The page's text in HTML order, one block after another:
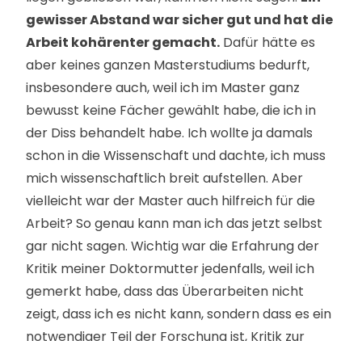
gewisser Abstand war sicher gut und hat die
Arbeit kohärenter gemacht. Dafür hätte es
aber keines ganzen Masterstudiums bedurft,
insbesondere auch, weil ich im Master ganz
bewusst keine Fächer gewählt habe, die ich in
der Diss behandelt habe. Ich wollte ja damals
schon in die Wissenschaft und dachte, ich muss
mich wissenschaftlich breit aufstellen. Aber
vielleicht war der Master auch hilfreich für die
Arbeit? So genau kann man ich das jetzt selbst
gar nicht sagen. Wichtig war die Erfahrung der
Kritik meiner Doktormutter jedenfalls, weil ich
gemerkt habe, dass das Überarbeiten nicht
zeigt, dass ich es nicht kann, sondern dass es ein
notwendiger Teil der Forschung ist, Kritik zur